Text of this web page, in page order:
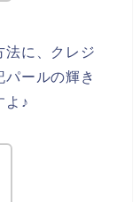
法に、クレジ
ールの輝き
よ♪